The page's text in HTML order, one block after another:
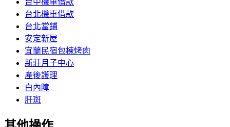
台中機車借款
台北機車借款
台北當鋪
安定新屋
宜蘭民宿包棟烤肉
新莊月子中心
產後護理
白內障
肝斑